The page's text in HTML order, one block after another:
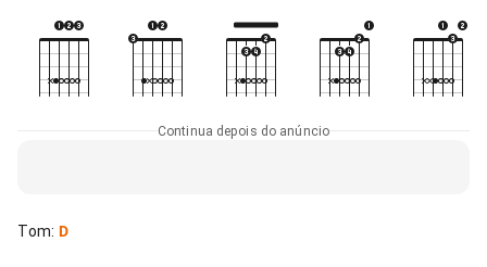
Continua depois do anúncio
Tom: D